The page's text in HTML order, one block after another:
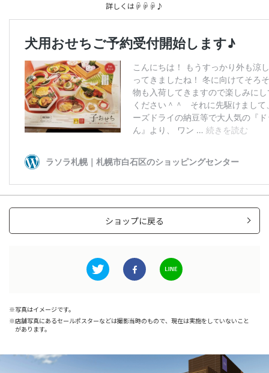
詳しくは☟☟☟♪
ショップに戻る
写真はイメージです。
店舗写真にあるセールポスターなどは撮影当時のもので、現在は実施をしていないこと
があります。